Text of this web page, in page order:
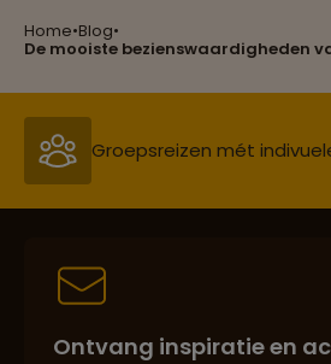
Home•Blog•
De mooiste bezienswaardigheden
Groepsreizen mét
Persoonlijk en deskundig
Best beoordeelde
Ontvang inspiratie en